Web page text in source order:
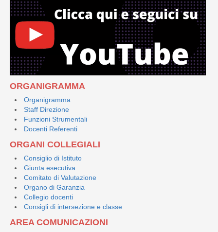
ORGANIGRAMMA
Organigramma
Staff Direzione
Funzioni Strumentali
Docenti Referenti
ORGANI COLLEGIALI
Consiglio di Istituto
Giunta esecutiva
Comitato di Valutazione
Organo di Garanzia
Collegio docenti
Consigli di intersezione e classe
AREA COMUNICAZIONI